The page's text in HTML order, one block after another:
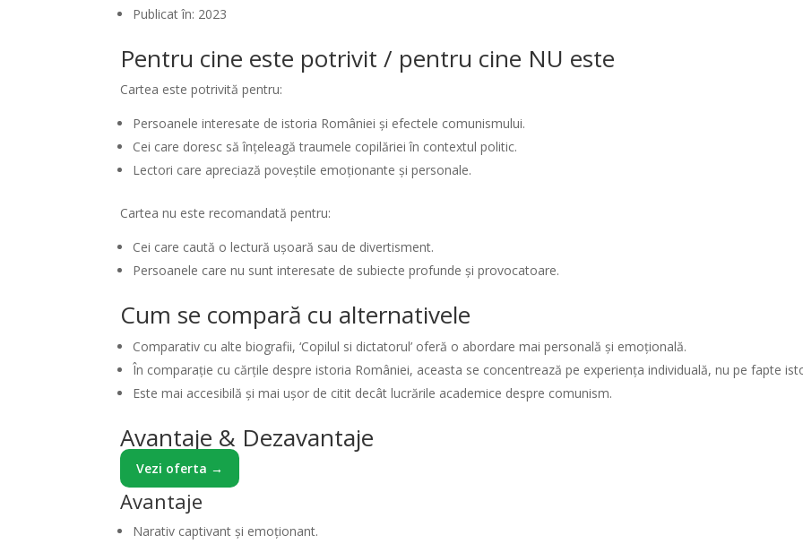
Publicat în: 2023
Pentru cine este potrivit / pentru cine NU este
Cartea este potrivită pentru:
Persoanele interesate de istoria României și efectele comunismului.
Cei care doresc să înțeleagă traumele copilăriei în contextul politic.
Lectori care apreciază poveștile emoționante și personale.
Cartea nu este recomandată pentru:
Cei care caută o lectură ușoară sau de divertisment.
Persoanele care nu sunt interesate de subiecte profunde și provocatoare.
Cum se compară cu alternativele
Comparativ cu alte biografii, ‘Copilul si dictatorul’ oferă o abordare mai personală și emoțională.
În comparație cu cărțile despre istoria României, aceasta se concentrează pe experiența individuală, nu pe fapte
Este mai accesibilă și mai ușor de citit decât lucrările academice despre comunism.
Avantaje & Dezavantaje
Vezi oferta →
Avantaje
Narativ captivant și emoționant.